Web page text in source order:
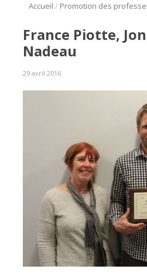
Accueil / Promotion des
France Piotte,
Nadeau
29 avril 2016